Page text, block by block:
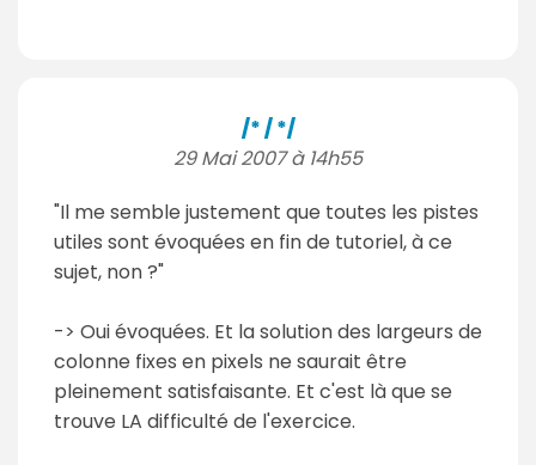
/* / */
29 Mai 2007 à 14h55
"Il me semble justement que toutes les pistes
utiles sont évoquées en fin de tutoriel, à ce
sujet, non ?"
-> Oui évoquées. Et la solution des largeurs de
colonne fixes en pixels ne saurait être
pleinement satisfaisante. Et c'est là que se
trouve LA difficulté de l'exercice.